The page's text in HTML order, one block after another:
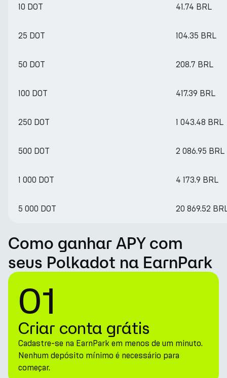
10 DOT 41.74 BRL
25 DOT 104.35 BRL
50 DOT 208.7 BRL
100 DOT 417.39 BRL
250 DOT 1 043.48 BRL
500 DOT 2 086.95 BRL
1 000 DOT 4 173.9 BRL
5 000 DOT 20 869.52
Como ganhar APY com
seus Polkadot na EarnPark
01
Criar conta grátis
Cadastre-se na EarnPark em menos de um minuto.
Nenhum depósito mínimo é necessário para
começar.